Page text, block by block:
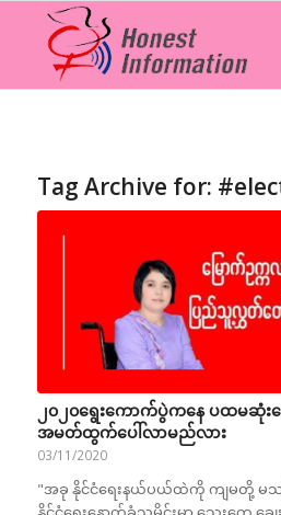
Tag Archive for:
၂၀၂၀ရွေးကောက်ပွဲကနေ ပထမဆုံး
အမတ်ထွက်ပေါ်လာမည်လား
03/11/2020
"အခု နိုင်ငံရေးနယ်ပယ်ထဲကို ကျမတို့ မ